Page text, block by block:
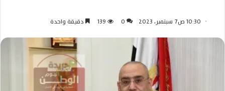
10:30 ص7 سبتمبر، 2023 0
139 دقيقة واحدة